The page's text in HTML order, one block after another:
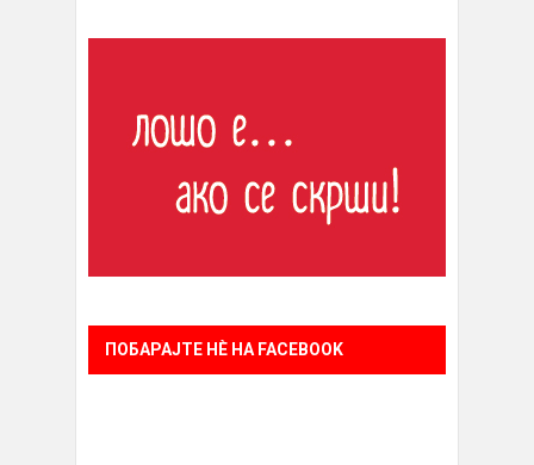
ПОБАРАЈТЕ НÈ НА FACEBOOK